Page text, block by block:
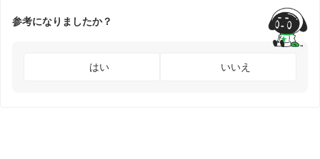
参考になりましたか？
はい いいえ